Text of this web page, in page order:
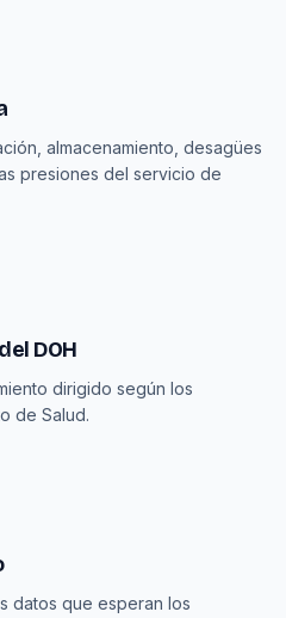
almacenamiento, desagües
presiones del servicio de
DOH
dirigido según los
de Salud.
datos que esperan los